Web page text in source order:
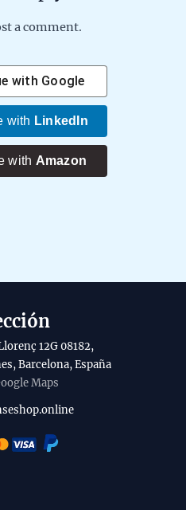
a comment.
with Google
with LinkedIn
with Amazon
12G 08182,
Barcelona, España
Maps